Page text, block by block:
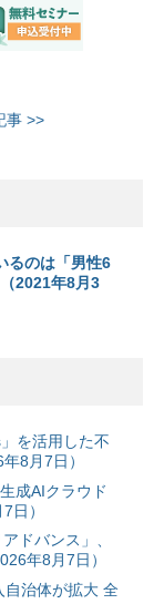
事 >>
るのは「男性6
2021年8月3
を活用した不
8月7日）
成AIクラウド
日）
ドバンス」、
年8月7日）
自治体が拡大 全